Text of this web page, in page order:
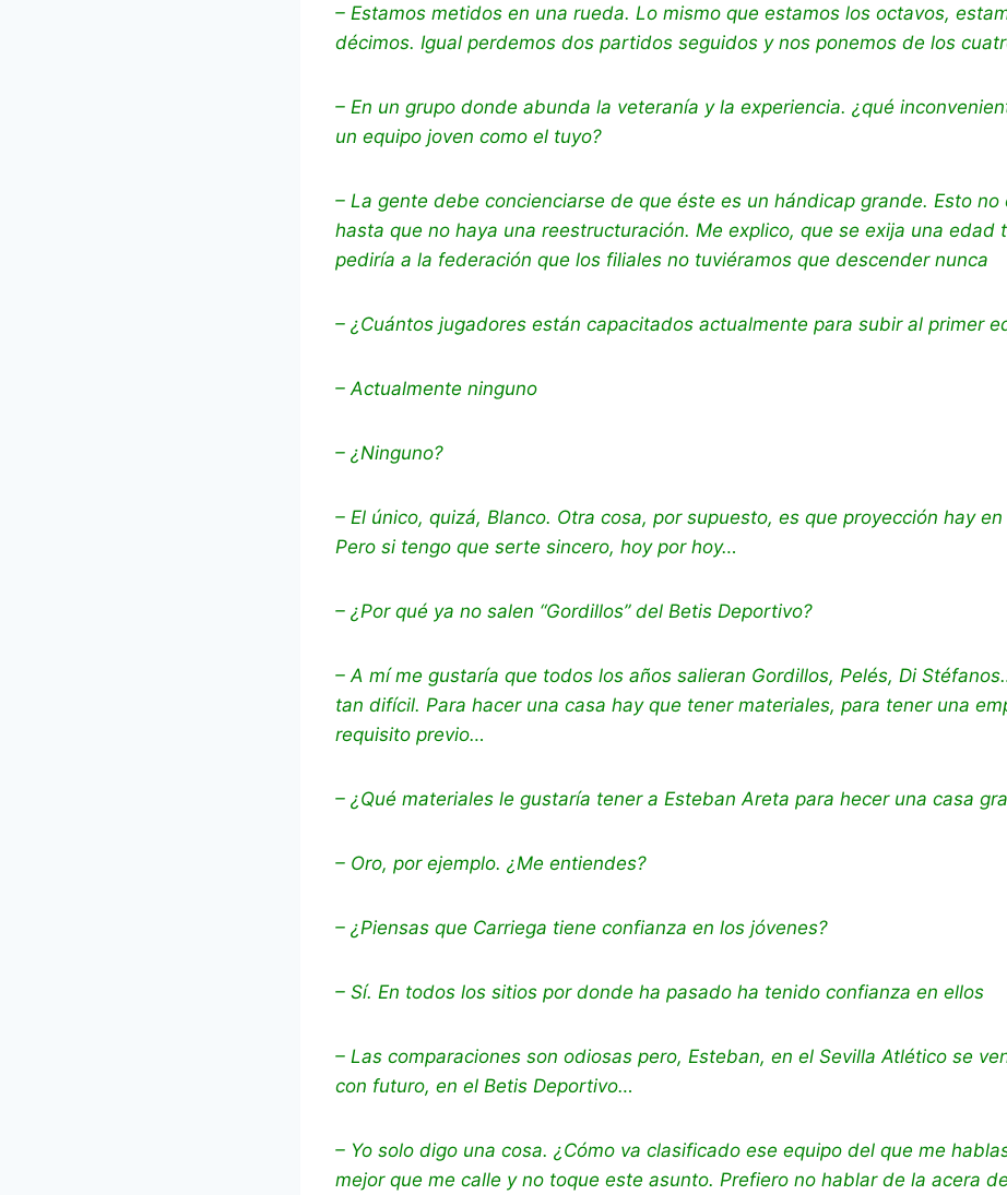
– Estamos metidos en una rueda. Lo mismo que estamos los octavos,
décimos. Igual perdemos dos partidos seguidos y nos ponemos de los
– En un grupo donde abunda la veteranía y la experiencia. ¿qué
un equipo joven como el tuyo?
– La gente debe concienciarse de que éste es un hándicap grande. Esto no
hasta que no haya una reestructuración. Me explico, que se exija una edad
pediría a la federación que los filiales no tuviéramos que descender nunca
– ¿Cuántos jugadores están capacitados actualmente para subir al primer
– Actualmente ninguno
– ¿Ninguno?
– El único, quizá, Blanco. Otra cosa, por supuesto, es que proyección hay
Pero si tengo que serte sincero, hoy por hoy…
– ¿Por qué ya no salen “Gordillos” del Betis Deportivo?
– A mí me gustaría que todos los años salieran Gordillos, Pelés, Di
tan difícil. Para hacer una casa hay que tener materiales, para tener una
requisito previo…
– ¿Qué materiales le gustaría tener a Esteban Areta para hecer una casa
– Oro, por ejemplo. ¿Me entiendes?
– ¿Piensas que Carriega tiene confianza en los jóvenes?
– Sí. En todos los sitios por donde ha pasado ha tenido confianza en ellos
– Las comparaciones son odiosas pero, Esteban, en el Sevilla Atlético se
con futuro, en el Betis Deportivo…
– Yo solo digo una cosa. ¿Cómo va clasificado ese equipo del que me
mejor que me calle y no toque este asunto. Prefiero no hablar de la acera